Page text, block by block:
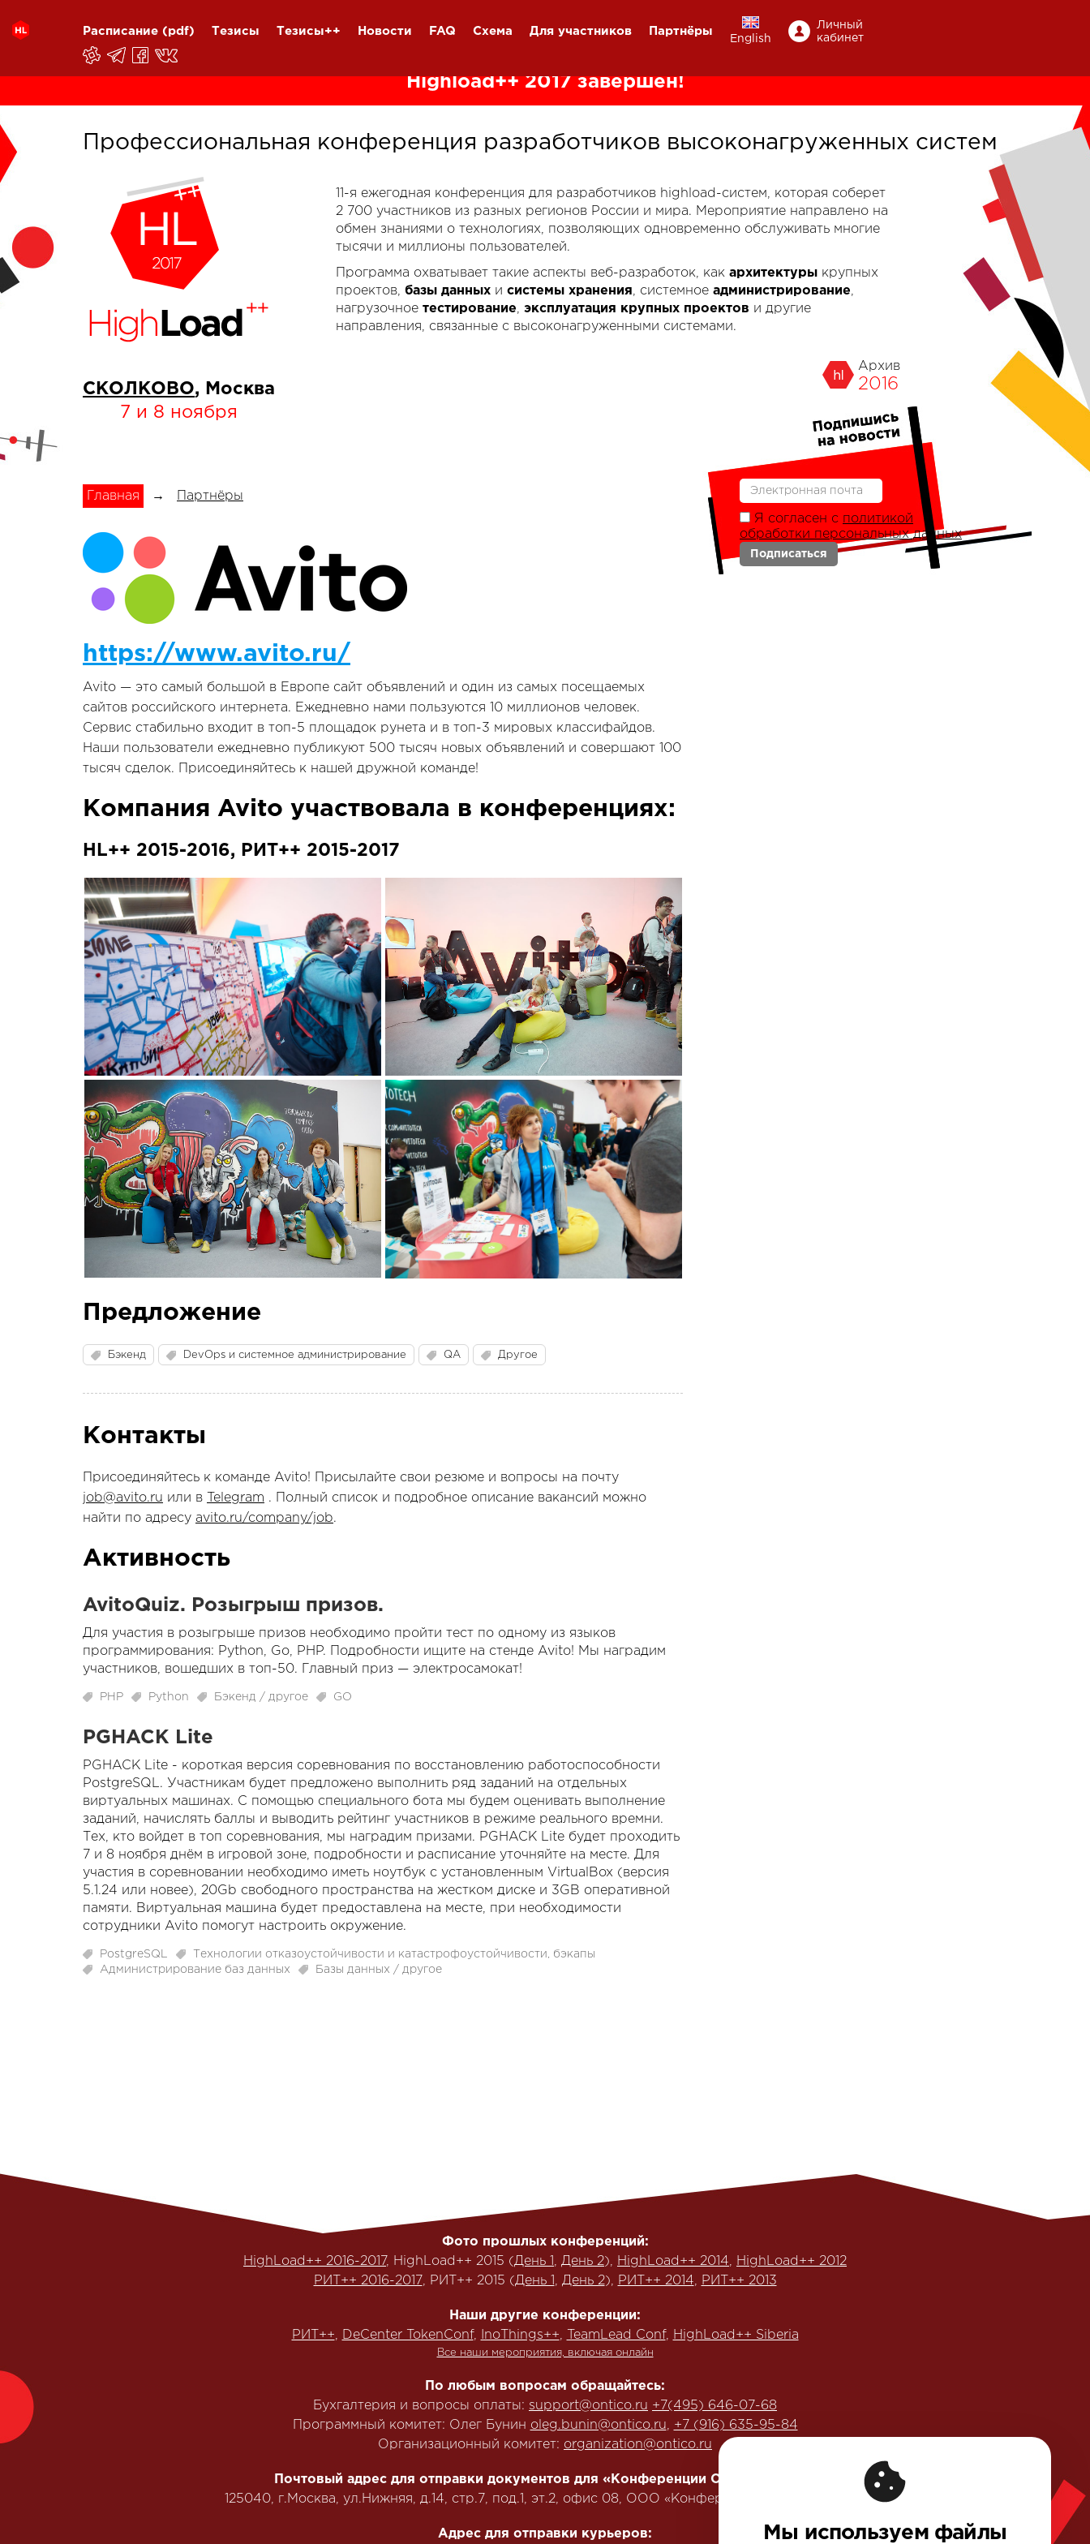
Расписание (pdf) Тезисы Тезисы++ Новости FAQ Схема Для участников Партнёры
English
Личный
кабинет
Highload++ 2017 завершён!
Профессиональная конференция разработчиков высоконагруженных систем
СКОЛКОВО, Москва
7 и 8 ноября
11-я ежегодная конференция для разработчиков highload-систем, которая соберет
2 700 участников из разных регионов России и мира. Мероприятие направлено на
обмен знаниями о технологиях, позволяющих одновременно обслуживать многие
тысячи и миллионы пользователей.
Программа охватывает такие аспекты веб-разработок, как архитектуры крупных
проектов, базы данных и системы хранения, системное администрирование,
нагрузочное тестирование, эксплуатация крупных проектов и другие
направления, связанные с высоконагруженными системами.
Архив
2016
Я согласен с политикой
обработки персональных данных
Главная → Партнёры
https://www.avito.ru/
Avito — это самый большой в Европе сайт объявлений и один из самых посещаемых
сайтов российского интернета. Ежедневно нами пользуются 10 миллионов человек.
Сервис стабильно входит в топ-5 площадок рунета и в топ-3 мировых классифайдов.
Наши пользователи ежедневно публикуют 500 тысяч новых объявлений и совершают 100
тысяч сделок. Присоединяйтесь к нашей дружной команде!
Компания Avito участвовала в конференциях:
HL++ 2015-2016, РИТ++ 2015-2017
Предложение
Бэкенд DevOps и системное администрирование QA Другое
Контакты
Присоединяйтесь к команде Avito! Присылайте свои резюме и вопросы на почту
job@avito.ru или в Telegram . Полный список и подробное описание вакансий можно
найти по адресу avito.ru/company/job.
Активность
AvitoQuiz. Розыгрыш призов.
Для участия в розыгрыше призов необходимо пройти тест по одному из языков
программирования: Python, Go, PHP. Подробности ищите на стенде Avito! Мы наградим
участников, вошедших в топ-50. Главный приз — электросамокат!
PHP Python Бэкенд / другое GO
PGHACK Lite
PGHACK Lite - короткая версия соревнования по восстановлению работоспособности
PostgreSQL. Участникам будет предложено выполнить ряд заданий на отдельных
виртуальных машинах. С помощью специального бота мы будем оценивать выполнение
заданий, начислять баллы и выводить рейтинг участников в режиме реального времни.
Тех, кто войдет в топ соревнования, мы наградим призами. PGHACK Lite будет проходить
7 и 8 ноября днём в игровой зоне, подробности и расписание уточняйте на месте. Для
участия в соревновании необходимо иметь ноутбук с установленным VirtualBox (версия
5.1.24 или новее), 20Gb свободного пространства на жестком диске и 3GB оперативной
памяти. Виртуальная машина будет предоставлена на месте, при необходимости
сотрудники Avito помогут настроить окружение.
PostgreSQL
Технологии отказоустойчивости и катастрофоустойчивости, бэкапы
Администрирование баз данных
Базы данных / другое
Фото прошлых конференций:
HighLoad++ 2016-2017, HighLoad++ 2015 (День 1 День 2), HighLoad++ 2014
HighLoad++ 2012
РИТ++ 2016-2017, РИТ++ 2015 (День 1 День 2), РИТ++ 2014 РИТ++ 2013
Наши другие конференции:
РИТ++
DeCenter TokenConf, InoThings++ TeamLead Conf, HighLoad++ Siberia
Все наши мероприятия, включая онлайн
По любым вопросам обращайтесь:
Бухгалтерия и вопросы оплаты: support@ontico.ru +7(495) 646-07-68
Программный комитет: Олег Бунин oleg.bunin@ontico.ru
+7 (916) 635-95-84
Организационный комитет: organization@ontico.ru
Почтовый адрес для отправки документов для «Конференции Олега Бунина»:
125040, г.Москва, ул.Нижняя, д.14, стр.7, под.1, эт.2, офис 08, ООО «Конференции Олега Бунина»
Адрес для отправки курьеров: Мы используем файлы